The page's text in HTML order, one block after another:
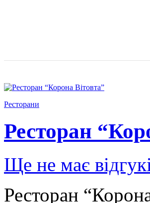
Ресторани
Ресторан
Ще не має
Ресторан